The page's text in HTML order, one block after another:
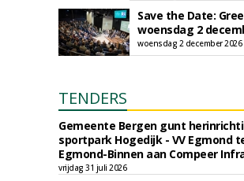
Save the Date:
woensdag 2
woensdag 2 december 2026
TENDERS
Gemeente Bergen gunt
sportpark Hogedijk - VV Egmond
Egmond-Binnen aan Compeer
vrijdag 31 juli 2026